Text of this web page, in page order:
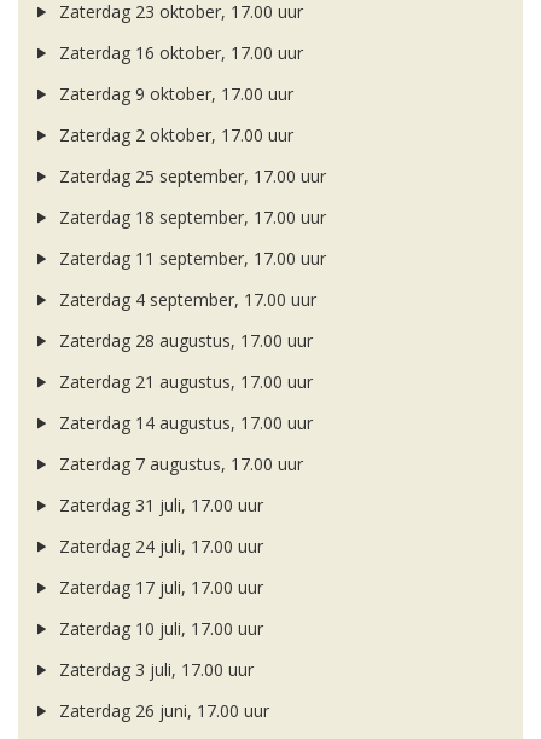
Zaterdag 23 oktober, 17.00 uur
Zaterdag 16 oktober, 17.00 uur
Zaterdag 9 oktober, 17.00 uur
Zaterdag 2 oktober, 17.00 uur
Zaterdag 25 september, 17.00 uur
Zaterdag 18 september, 17.00 uur
Zaterdag 11 september, 17.00 uur
Zaterdag 4 september, 17.00 uur
Zaterdag 28 augustus, 17.00 uur
Zaterdag 21 augustus, 17.00 uur
Zaterdag 14 augustus, 17.00 uur
Zaterdag 7 augustus, 17.00 uur
Zaterdag 31 juli, 17.00 uur
Zaterdag 24 juli, 17.00 uur
Zaterdag 17 juli, 17.00 uur
Zaterdag 10 juli, 17.00 uur
Zaterdag 3 juli, 17.00 uur
Zaterdag 26 juni, 17.00 uur